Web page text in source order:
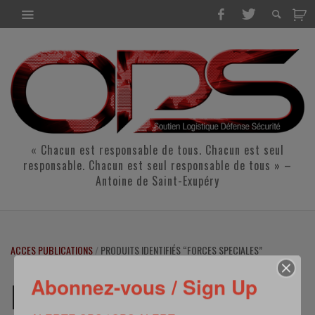
« Chacun est responsable de tous. Chacun est seul
responsable. Chacun est seul responsable de tous » –
Antoine de Saint-Exupéry
ACCES PUBLICATIONS/ PRODUITS IDENTIFIÉS “FORCES SPECIALES”
FORCES SPECIALES
Abonnez-vous / Sign Up